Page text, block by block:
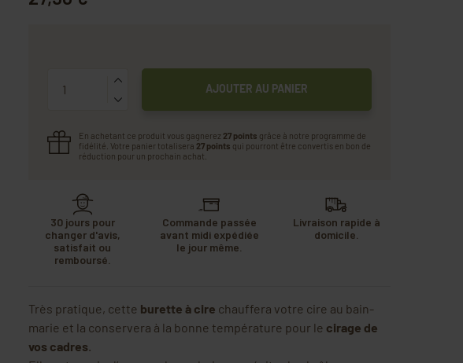
AJOUTER AU PANIER
En achetant ce produit vous gagnerez 27 points grâce à notre programme de
fidélité. Votre panier totalisera 27 points qui pourront être convertis en bon de
réduction pour un prochain achat.
30 jours pour
changer d'avis,
satisfait ou
remboursé.
Commande passée
avant midi expédiée
le jour même.
Livraison rapide à
domicile.
Très pratique, cette burette à cire chauffera votre cire au bain-
marie et la conservera à la bonne température pour le cirage de
vos cadres.